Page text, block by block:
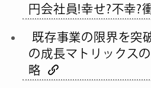
円会社員!幸せ?不幸?
既存事業の限界を突
の成長マトリックス
略